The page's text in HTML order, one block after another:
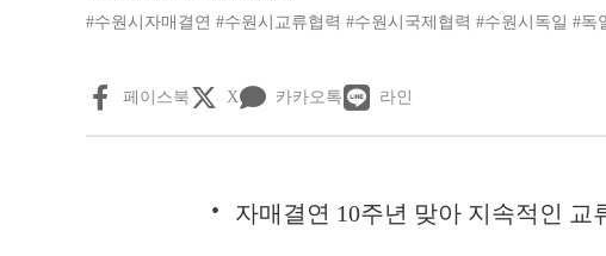
#수원시자매결연 #수원시교류협력 #수원시국제협력 #수원시독일 #독
페이스북 X 카카오톡 라인
자매결연 10주년 맞아 지속적인 교